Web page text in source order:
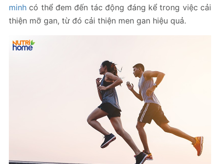
minh có thể đem đến tác động đáng kể trong việc cải
thiện mỡ gan, từ đó cải thiện men gan hiệu quả.